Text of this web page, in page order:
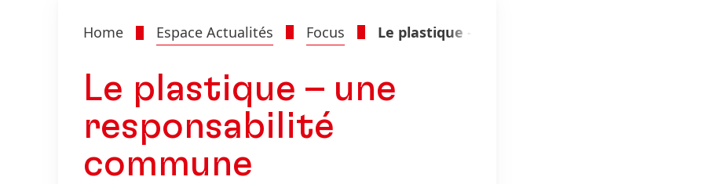
Home Espace Actualités Focus Le plastique – une responsabilité commune
Le plastique – une
responsabilité
commune